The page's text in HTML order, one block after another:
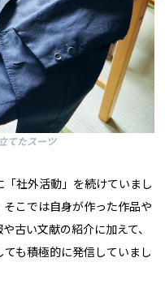
てたスーツ
社外活動」を続けていまし
こでは自身が作った作品や
古い文献の紹介に加えて、
も積極的に発信していまし